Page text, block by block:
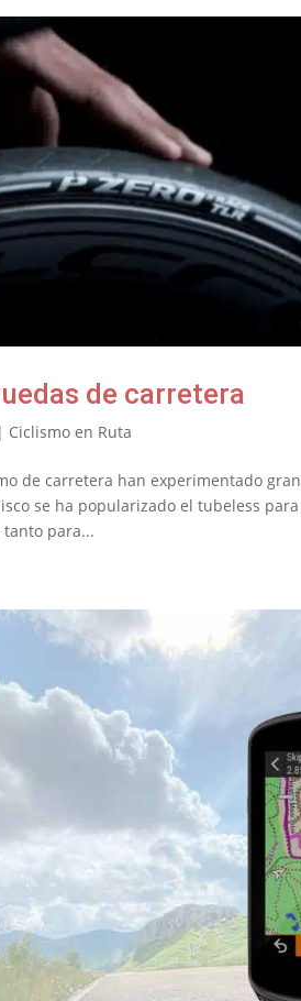
de carretera
| Ciclismo en Ruta
de carretera han experimentado
se ha popularizado el tubeless
para...